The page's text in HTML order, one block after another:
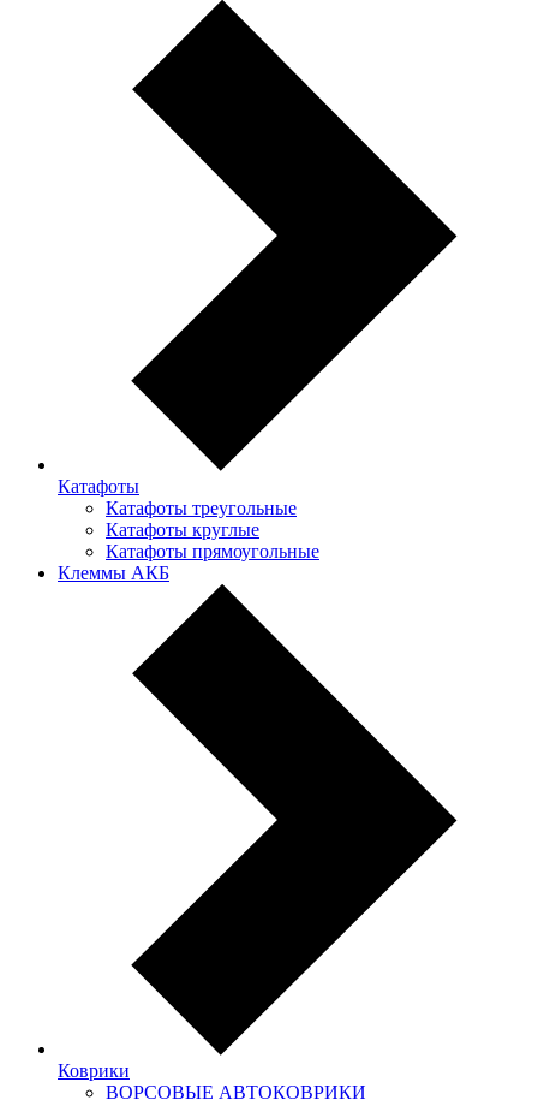
Катафоты
Катафоты треугольные
Катафоты круглые
Катафоты прямоугольные
Клеммы АКБ
Коврики
ВОРСОВЫЕ АВТОКОВРИКИ